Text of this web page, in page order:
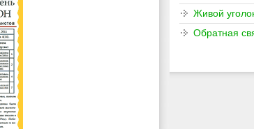
Живой
Обратная